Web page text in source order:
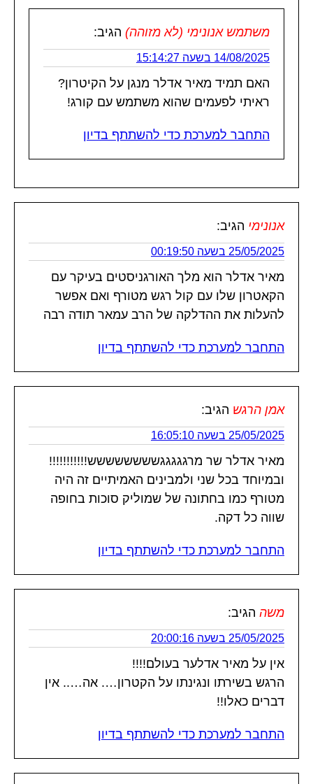
משתמש אנונימי (לא מזוהה) הגיב:
14/08/2025 בשעה 15:14:27
האם תמיד מאיר אדלר מנגן על הקיטרון?
ראיתי לפעמים שהוא משתמש עם קורג!
התחבר למערכת כדי להשתתף בדיון
אנונימי הגיב:
25/05/2025 בשעה 00:19:50
מאיר אדלר הוא מלך האורגניסטים בעיקר עם
הקאטרון שלו עם קול רגש מטורף ואם אפשר
להעלות את ההדלקה של הרב עמאר תודה רבה
התחבר למערכת כדי להשתתף בדיון
אמן הרגש הגיב:
25/05/2025 בשעה 16:05:10
מאיר אדלר שר מרגגגגגשששששששש!!!!!!!!!!!
ובמיוחד בכל שני ולמבינים האמיתיים זה היה
מטורף כמו בחתונה של שמוליק סוכות בחופה
שווה כל דקה.
התחבר למערכת כדי להשתתף בדיון
משה הגיב:
25/05/2025 בשעה 20:00:16
אין על מאיר אדלער בעולם!!!!
הרגש בשירתו ונגינתו על הקטרון…. אה….. אין
דברים כאלו!!
התחבר למערכת כדי להשתתף בדיון